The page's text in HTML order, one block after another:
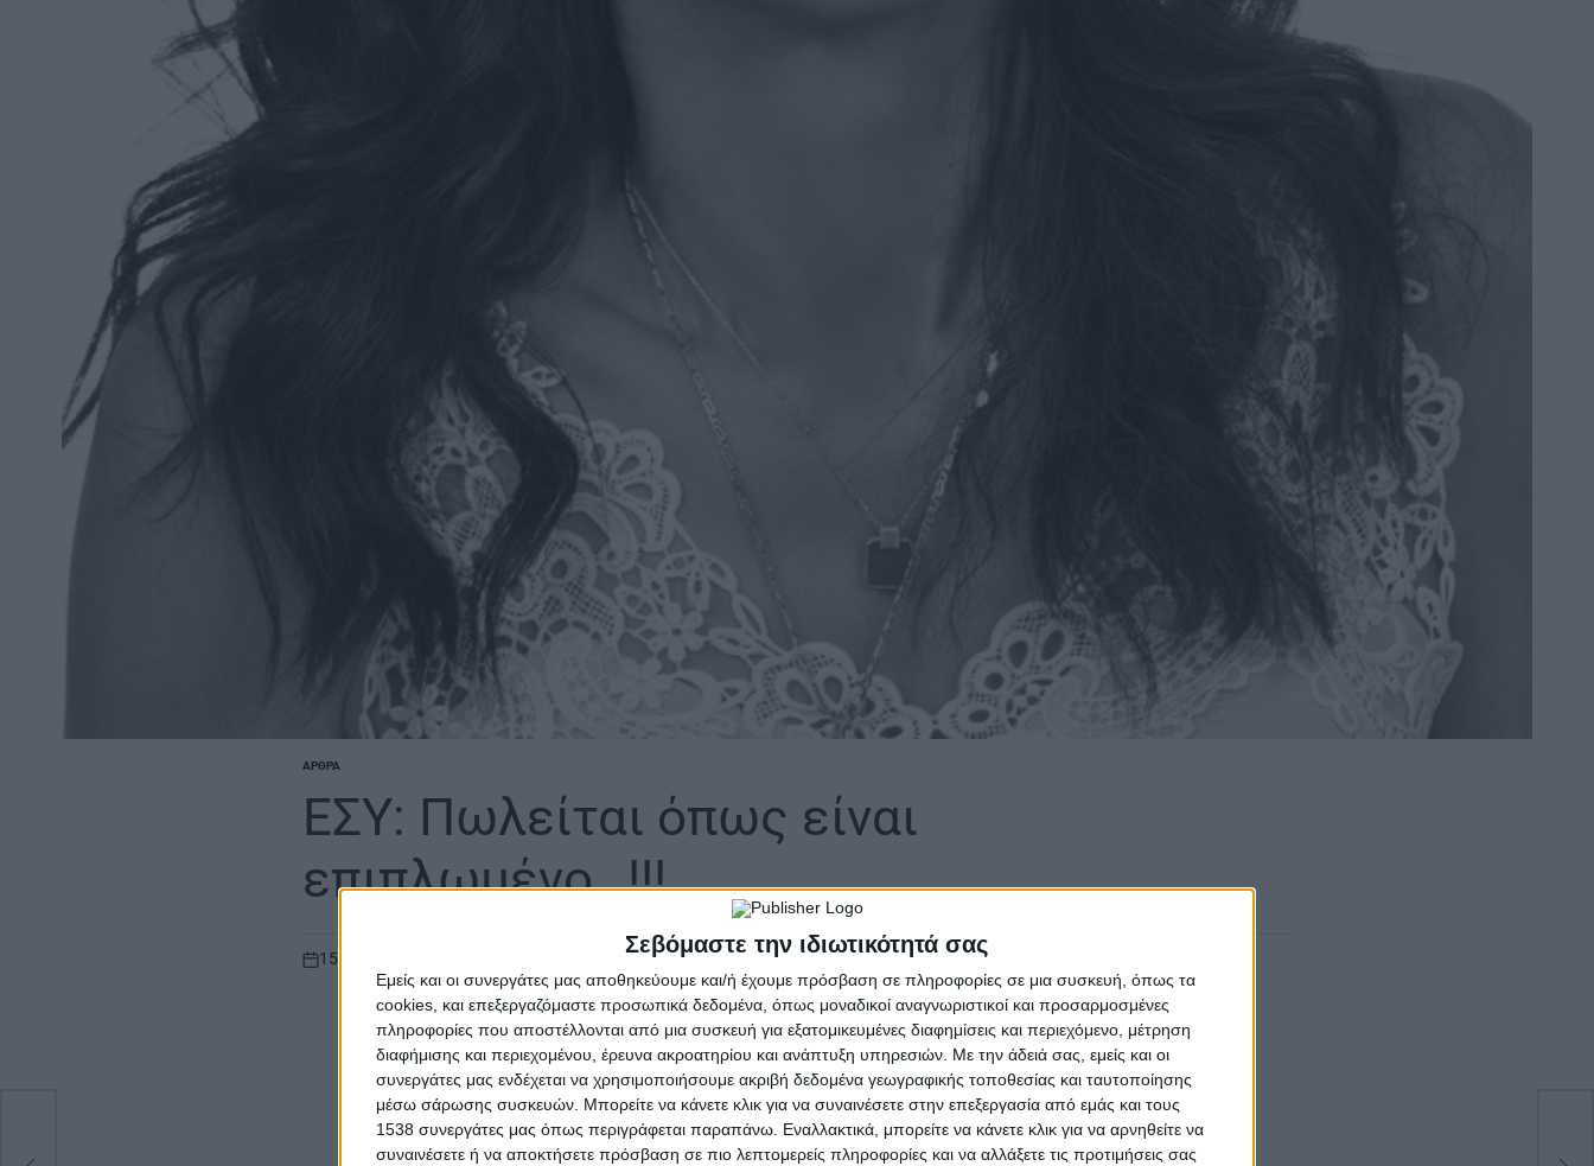
Σεβόμαστε την ιδιωτικότητά σας
Εμείς και οι συνεργάτες μας αποθηκεύουμε και/ή έχουμε πρόσβαση σε πληροφορίες σε μια συσκευή, όπως τα
cookies, και επεξεργαζόμαστε προσωπικά δεδομένα, όπως μοναδικοί αναγνωριστικοί και προσαρμοσμένες
πληροφορίες που αποστέλλονται από μια συσκευή για εξατομικευμένες διαφημίσεις και περιεχόμενο, μέτρηση
διαφήμισης και περιεχομένου, έρευνα ακροατηρίου και ανάπτυξη υπηρεσιών. Με την άδειά σας, εμείς και οι
συνεργάτες μας ενδέχεται να χρησιμοποιήσουμε ακριβή δεδομένα γεωγραφικής τοποθεσίας και ταυτοποίησης
μέσω σάρωσης συσκευών. Μπορείτε να κάνετε κλικ για να συναινέσετε στην επεξεργασία από εμάς και τους
1538 συνεργάτες μας όπως περιγράφεται παραπάνω. Εναλλακτικά, μπορείτε να κάνετε κλικ για να αρνηθείτε να
συναινέσετε ή να αποκτήσετε πρόσβαση σε πιο λεπτομερείς πληροφορίες και να αλλάξετε τις προτιμήσεις σας
POSTED
ΆΡΘΡΑ
ΕΣΥ: Πωλείται όπως είναι
επιπλωμένο…!!!
on
15 Μαΐου 2024
Όλοι τους άλλωστε συνέβαλαν
στην πολιτική της απαξίωσης του ΕΣΥ
τα προηγούμενα χρόνια.